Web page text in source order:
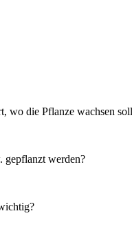
wo die Pflanze wachsen
gepflanzt werden?